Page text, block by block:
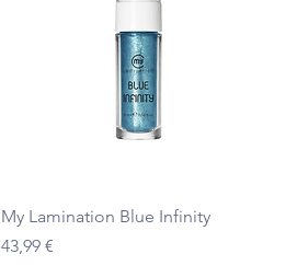
Ātrais skats
My Lamination Blue Infinity
Cena
43,99 €